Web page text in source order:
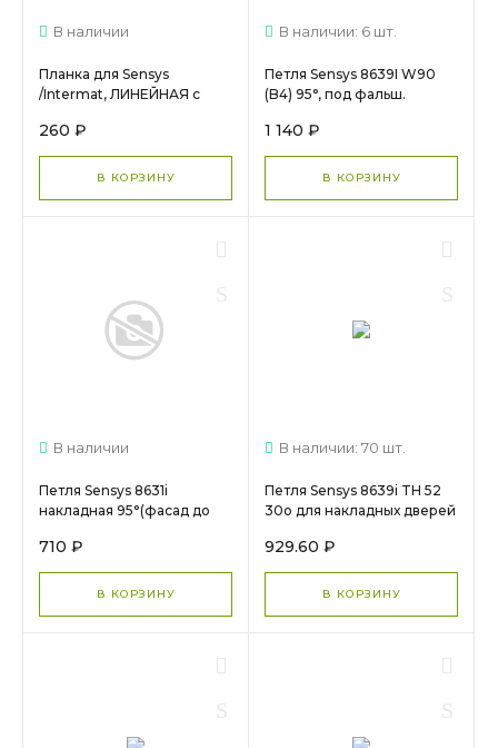
В наличии
Планка для Sensys
/Intermat, ЛИНЕЙНАЯ с
регулировкой, D3, черный
9117472 (Заказ)
260 ₽
В КОРЗИНУ
В наличии: 6 шт.
Петля Sensys 8639I W90
(B4) 95°, под фальш.
9088021+планка 9071627
МС 1672
1 140 ₽
В КОРЗИНУ
В наличии
Петля Sensys 8631i
накладная 95°(фасад до
планкаD1.5 9071626 (Заказ)
710 ₽
В КОРЗИНУ
В наличии: 70 шт.
Петля Sensys 8639i TH 52
30о для накладных дверей
929.60 ₽
В КОРЗИНУ